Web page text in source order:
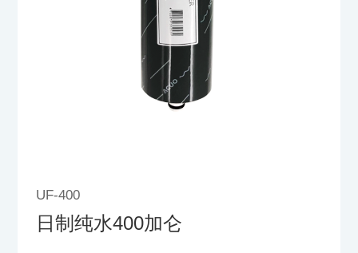
UF-400
日制纯水400加仑